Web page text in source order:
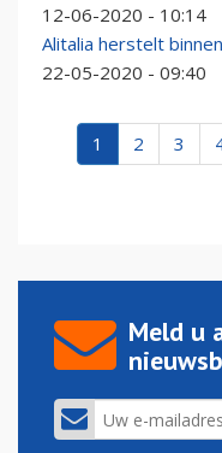
12-06-2020 - 10:14
Alitalia herstelt
22-05-2020 - 09:40
1 2 3
Meld u